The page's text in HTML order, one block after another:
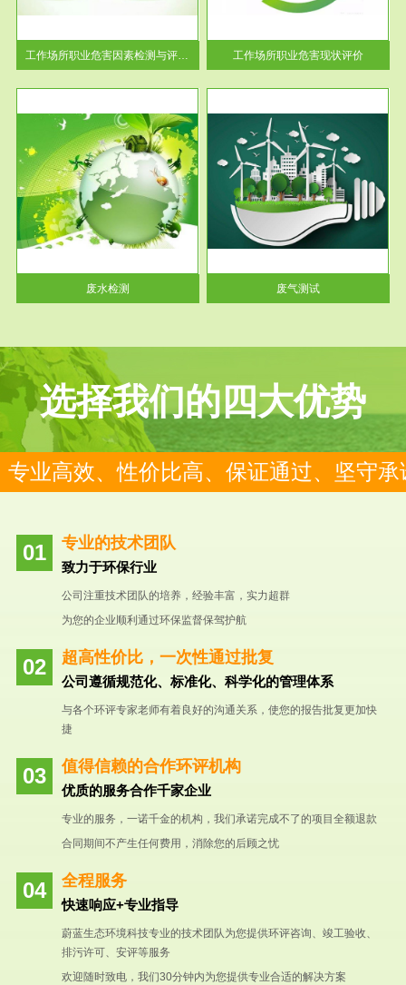
工作场所职业危害因素检测与评价...
-通过质谱分析等多种手段明确
工作场...
工作场所职业危害现状评价
废水检测
服务范围
废气测试
检测范围工业废气检测包括有机
废气和无机废气。有机废气主要
包括...
废气测试
选择我们的四大优势
专业高效、性价比高、保证通过、坚守承
专业的技术团队
致力于环保行业
公司注重技术团队的培养，经验丰富，实力超群
为您的企业顺利通过环保监督保驾护航
超高性价比，一次性通过批复
公司遵循规范化、标准化、科学化的管理体系
与各个环评专家老师有着良好的沟通关系，使您的报告批复更加快
捷
值得信赖的合作环评机构
优质的服务合作千家企业
专业的服务，一诺千金的机构，我们承诺完成不了的项目全额退款
合同期间不产生任何费用，消除您的后顾之忧
全程服务
快速响应+专业指导
蔚蓝生态环境科技专业的技术团队为您提供环评咨询、竣工验收、
排污许可、安评等服务
欢迎随时致电，我们30分钟内为您提供专业合适的解决方案